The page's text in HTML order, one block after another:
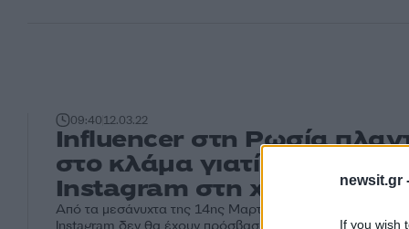
newsit.gr
If you wish
09:4012.03.22
Influencer στη Ρωσία
στο κλάμα γιατί κλείνει το
Instagram στη χώρα
Από τα μεσάνυχτα της 14ης Μαρτίου στην Ρωσία οι